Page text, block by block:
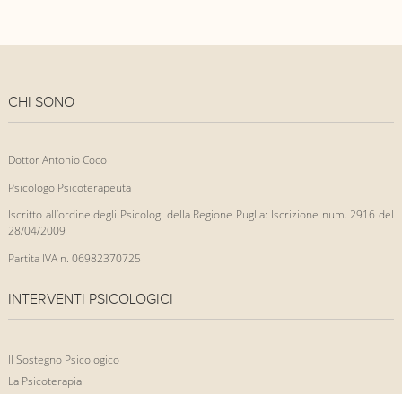
CHI SONO
Dottor Antonio Coco
Psicologo Psicoterapeuta
Iscritto all’ordine degli Psicologi della Regione Puglia: Iscrizione num. 2916 del
28/04/2009
Partita IVA n. 06982370725
INTERVENTI PSICOLOGICI
Il Sostegno Psicologico
La Psicoterapia